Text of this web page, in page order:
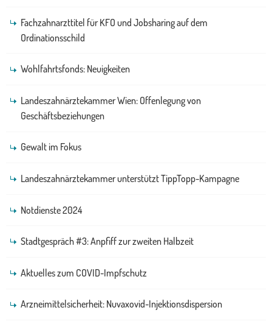
Fachzahnarzttitel für KFO und Jobsharing auf dem
Ordinationsschild
Wohlfahrtsfonds: Neuigkeiten
Landeszahnärztekammer Wien: Offenlegung von
Geschäftsbeziehungen
Gewalt im Fokus
Landeszahnärztekammer unterstützt TippTopp-Kampagne
Notdienste 2024
Stadtgespräch #3: Anpfiff zur zweiten Halbzeit
Aktuelles zum COVID-Impfschutz
Arzneimittelsicherheit: Nuvaxovid-Injektionsdispersion